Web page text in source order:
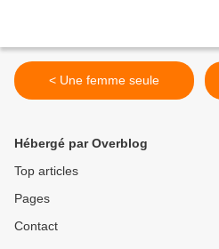
< Une femme seule
Hébergé par Overblog
Top articles
Pages
Contact